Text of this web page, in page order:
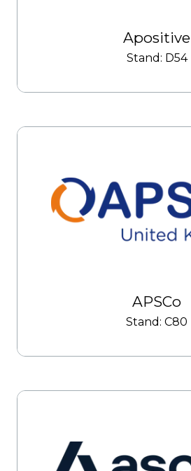
Apositive
Stand: D54
APSCo
Stand: C80